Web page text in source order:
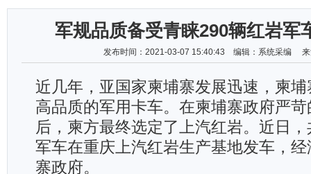
军规品质备受青睐290辆红岩军
发布时间：2021-03-07 15:40:43 编辑：系统采编
近几年，亚国家柬埔寨发展迅速，柬
高品质的军用卡车。在柬埔寨政府严
后，柬方最终选定了上汽红岩。近日
军车在重庆上汽红岩生产基地发车，
寨政府。